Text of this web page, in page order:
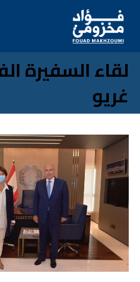
لقاء السفيرة
غريو